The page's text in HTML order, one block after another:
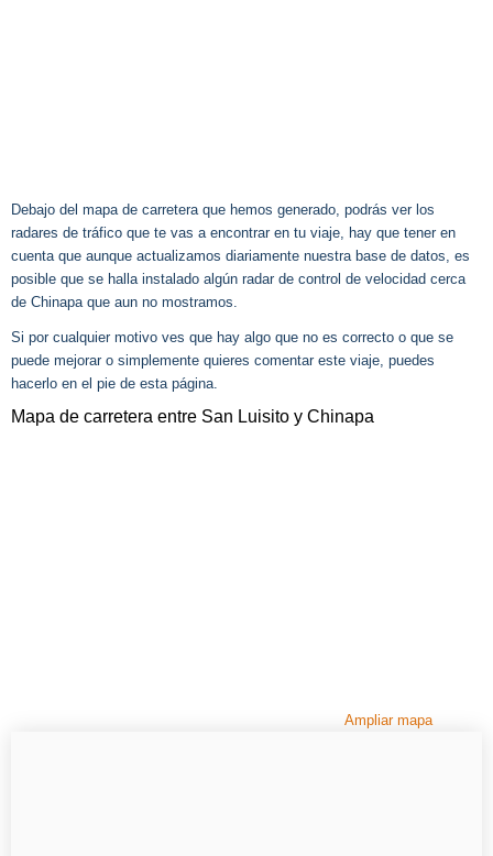
Debajo del mapa de carretera que hemos generado, podrás ver los
radares de tráfico que te vas a encontrar en tu viaje, hay que tener en
cuenta que aunque actualizamos diariamente nuestra base de datos, es
posible que se halla instalado algún radar de control de velocidad cerca
de Chinapa que aun no mostramos.
Si por cualquier motivo ves que hay algo que no es correcto o que se
puede mejorar o simplemente quieres comentar este viaje, puedes
hacerlo en el pie de esta página.
Mapa de carretera entre San Luisito y Chinapa
Ampliar mapa